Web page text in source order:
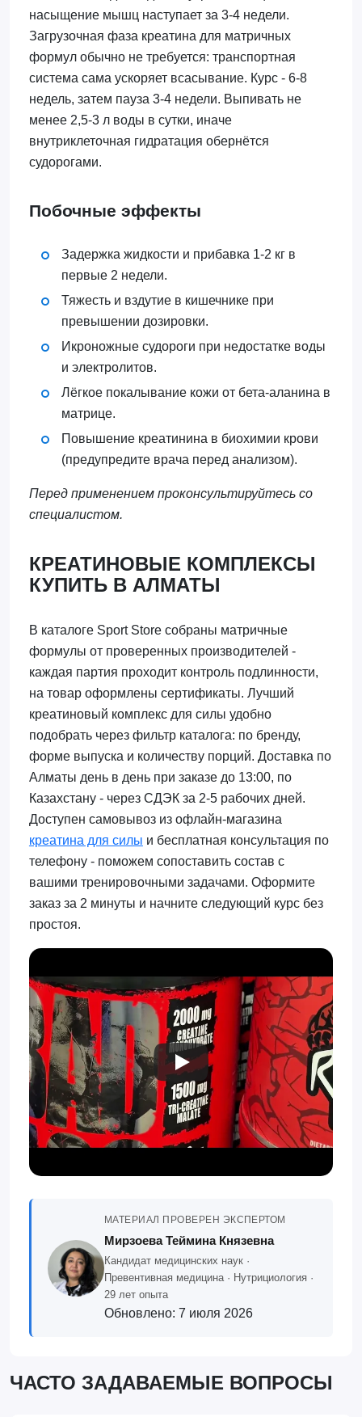
насыщение мышц наступает за 3-4 недели.
Загрузочная фаза креатина для матричных
формул обычно не требуется: транспортная
система сама ускоряет всасывание. Курс - 6-8
недель, затем пауза 3-4 недели. Выпивать не
менее 2,5-3 л воды в сутки, иначе
внутриклеточная гидратация обернётся
судорогами.
Побочные эффекты
Задержка жидкости и прибавка 1-2 кг в
первые 2 недели.
Тяжесть и вздутие в кишечнике при
превышении дозировки.
Икроножные судороги при недостатке воды
и электролитов.
Лёгкое покалывание кожи от бета-аланина в
матрице.
Повышение креатинина в биохимии крови
(предупредите врача перед анализом).
Перед применением проконсультируйтесь со
специалистом.
КРЕАТИНОВЫЕ КОМПЛЕКСЫ
КУПИТЬ В АЛМАТЫ
В каталоге Sport Store собраны матричные
формулы от проверенных производителей -
каждая партия проходит контроль подлинности,
на товар оформлены сертификаты. Лучший
креатиновый комплекс для силы удобно
подобрать через фильтр каталога: по бренду,
форме выпуска и количеству порций. Доставка по
Алматы день в день при заказе до 13:00, по
Казахстану - через СДЭК за 2-5 рабочих дней.
Доступен самовывоз из офлайн-магазина
креатина для силы и бесплатная консультация по
телефону - поможем сопоставить состав с
вашими тренировочными задачами. Оформите
заказ за 2 минуты и начните следующий курс без
простоя.
МАТЕРИАЛ ПРОВЕРЕН ЭКСПЕРТОМ
Мирзоева Теймина Князевна
Кандидат медицинских наук ·
Превентивная медицина · Нутрициология ·
29 лет опыта
Обновлено: 7 июля 2026
ЧАСТО ЗАДАВАЕМЫЕ ВОПРОСЫ